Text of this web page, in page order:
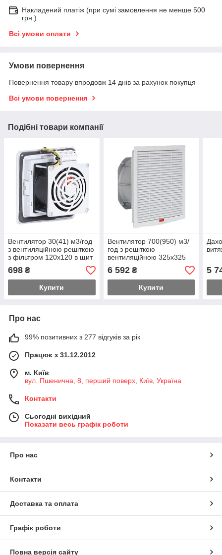
Накладений платіж (при сумі замовлення не менше 500
грн.)
Всі умови оплати
Умови повернення
Повернення товару впродовж 14 днів за рахунок покупця
Всі умови повернення
Подібні товари компанії
Вентилятор 30(41) м3/год
з вентиляційною решіткою
з фільтром 120х120 в щит
з клемною колодкою
698 ₴
Купити
Вентилятор 700(950) м3/
год з решіткою
вентиляційною 325х325
мм з фільтром, IP54
6 592₴
Купити
5
Про нас
99% позитивних з 277 відгуків за рік
Працює з 31.12.2012
м. Київ
вул. Пшенична, 8, перший поверх, Київ, Україна
Контакти
Сьогодні вихідний
Показати весь графік роботи
Про нас
Контакти
Доставка та оплата
Графік роботи
Повна версія сайту